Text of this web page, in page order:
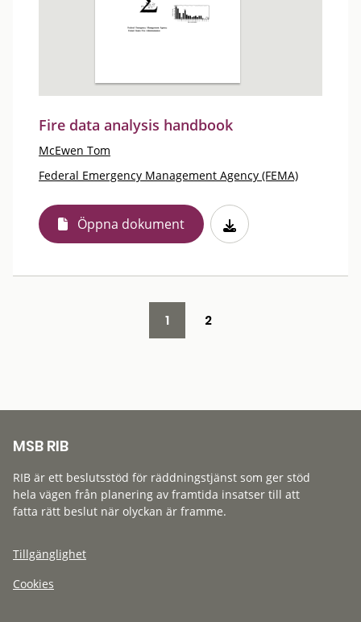
Fire data analysis handbook
McEwen Tom
Federal Emergency Management Agency (FEMA)
Öppna dokument
1 2
MSB RIB
RIB är ett beslutsstöd för räddningstjänst som ger stöd
hela vägen från planering av framtida insatser till att
fatta rätt beslut när olyckan är framme.
Tillgänglighet
Cookies